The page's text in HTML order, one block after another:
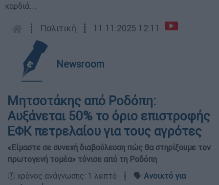
καρδιά...
┋ Πολιτική ┋ 11.11.2025 12:11
Newsroom
Μητσοτάκης από Ροδόπη:
Αυξάνεται 50% το όριο επιστροφής
ΕΦΚ πετρελαίου για τους αγρότες
«Είμαστε σε συνεχή διαβούλευση πώς θα στηρίξουμε τον
πρωτογενή τομέα» τόνισε από τη Ροδόπη
🕛 χρόνος ανάγνωσης: 1 λεπτό ┋ 🗣️ Ανοικτό για